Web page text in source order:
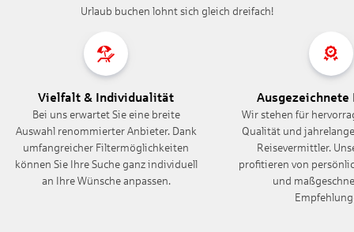
Urlaub buchen lohnt sich gleich dreifach!
Vielfalt & Individualität
Bei uns erwartet Sie eine breite
Auswahl renommierter Anbieter. Dank
umfangreicher Filtermöglichkeiten
können Sie Ihre Suche ganz individuell
an Ihre Wünsche anpassen.
Ausgezeichnete
Wir stehen für
Qualität und
Reisevermittler.
profitieren von
und